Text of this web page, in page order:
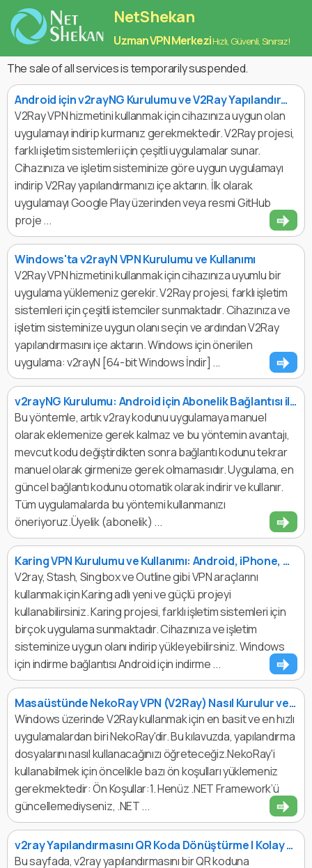
NetShekan
Uzman VPN MerkeziHızlı, Güvenli, Sınırsız!
The sale of all services is temporarily suspended.
Android için v2rayNG Kurulumu ve V2Ray Yapılandırma Rehberi
V2Ray VPN hizmetini kullanmak için cihazınıza uygun olan
uygulamayı indirip kurmanız gerekmektedir. V2Ray projesi,
farklı işletim sistemleri için çeşitli uygulamalar sunar.
Cihazınıza ve işletim sisteminize göre uygun uygulamayı
indirip V2Ray yapılandırmanızı içe aktarın. İlk olarak
uygulamayı Google Play üzerinden veya resmi GitHub
proje ...
Windows'ta v2rayN VPN Kurulumu ve Kullanımı
V2Ray VPN hizmetini kullanmak için cihazınıza uyumlu bir
uygulama yüklemeniz gerekir. V2Ray projesi, farklı işletim
sistemleri için çeşitli istemciler sunmaktadır. Cihazınıza ve
işletim sisteminize uygun olanı seçin ve ardından V2Ray
yapılandırmasını içe aktarın. Windows için önerilen
uygulama: v2rayN [64-bit Windows İndir] ...
v2rayNG Kurulumu: Android için Abonelik Bağlantısı ile Hızlı VPN Yapılandırması
Bu yöntemle, artık v2ray kodunu uygulamaya manuel
olarak eklemenize gerek kalmaz ve bu yöntemin avantajı,
mevcut kodu değiştirdikten sonra bağlantı kodunu tekrar
manuel olarak girmenize gerek olmamasıdır. Uygulama, en
güncel bağlantı kodunu otomatik olarak indirir ve kullanır.
Tüm uygulamalarda bu yöntemi kullanmanızı
öneriyoruz.Üyelik (abonelik) ...
Karing VPN Kurulumu ve Kullanımı: Android, iPhone, Windows ve macOS
V2ray, Stash, Singbox ve Outline gibi VPN araçlarını
kullanmak için Karing adlı yeni ve güçlü projeyi
kullanabilirsiniz. Karing projesi, farklı işletim sistemleri için
birçok uygulama sunmaktadır. Cihazınıza ve işletim
sisteminize uygun olanı indirip yükleyebilirsiniz. Windows
için indirme bağlantısı Android için indirme ...
Masaüstünde NekoRay VPN (V2Ray) Nasıl Kurulur ve Kullanılır?
Windows üzerinde V2Ray kullanmak için en basit ve en hızlı
uygulamalardan biri NekoRay'dir. Bu kılavuzda, yapılandırma
dosyalarını nasıl kullanacağınızı öğreteceğiz.NekoRay'i
kullanabilmek için öncelikle bazı ön koşulları yüklemeniz
gerekmektedir: Ön Koşullar:1. Henüz .NET Framework’ü
güncellemediyseniz, .NET ...
v2ray Yapılandırmasını QR Koda Dönüştürme | Kolay ve Hızlı Araç
Bu sayfada, v2ray yapılandırmasını bir QR koduna